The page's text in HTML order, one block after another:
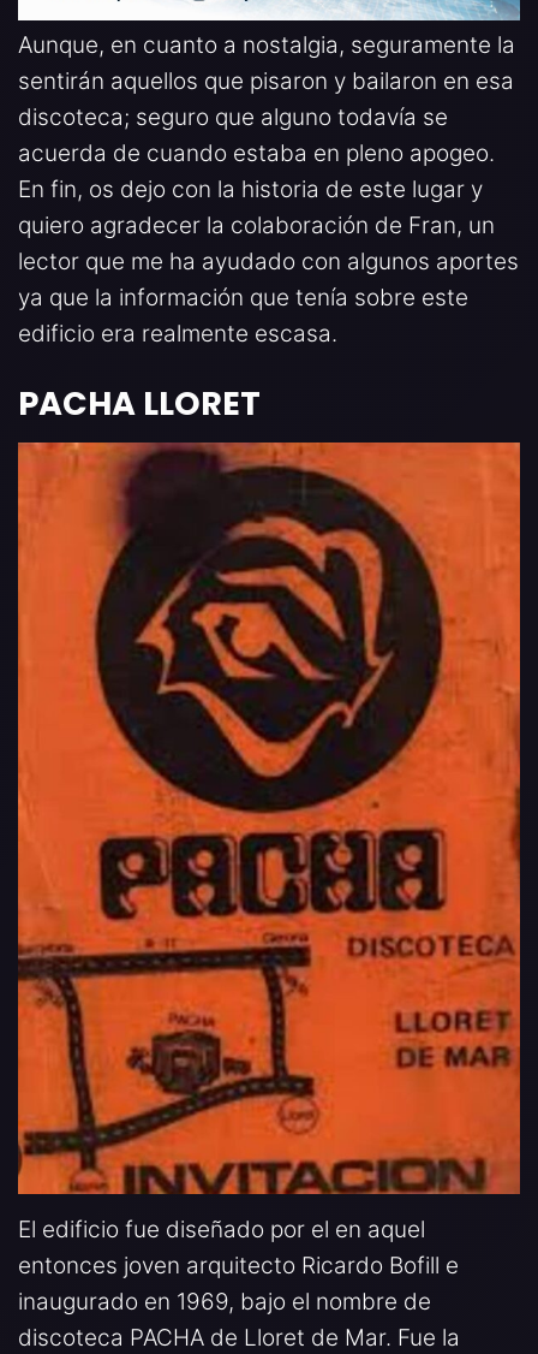
Aunque, en cuanto a nostalgia, seguramente la
sentirán aquellos que pisaron y bailaron en esa
discoteca; seguro que alguno todavía se
acuerda de cuando estaba en pleno apogeo.
En fin, os dejo con la historia de este lugar y
quiero agradecer la colaboración de Fran, un
lector que me ha ayudado con algunos aportes
ya que la información que tenía sobre este
edificio era realmente escasa.
PACHA LLORET
El edificio fue diseñado por el en aquel
entonces joven arquitecto Ricardo Bofill e
inaugurado en 1969, bajo el nombre de
discoteca PACHA de Lloret de Mar. Fue la